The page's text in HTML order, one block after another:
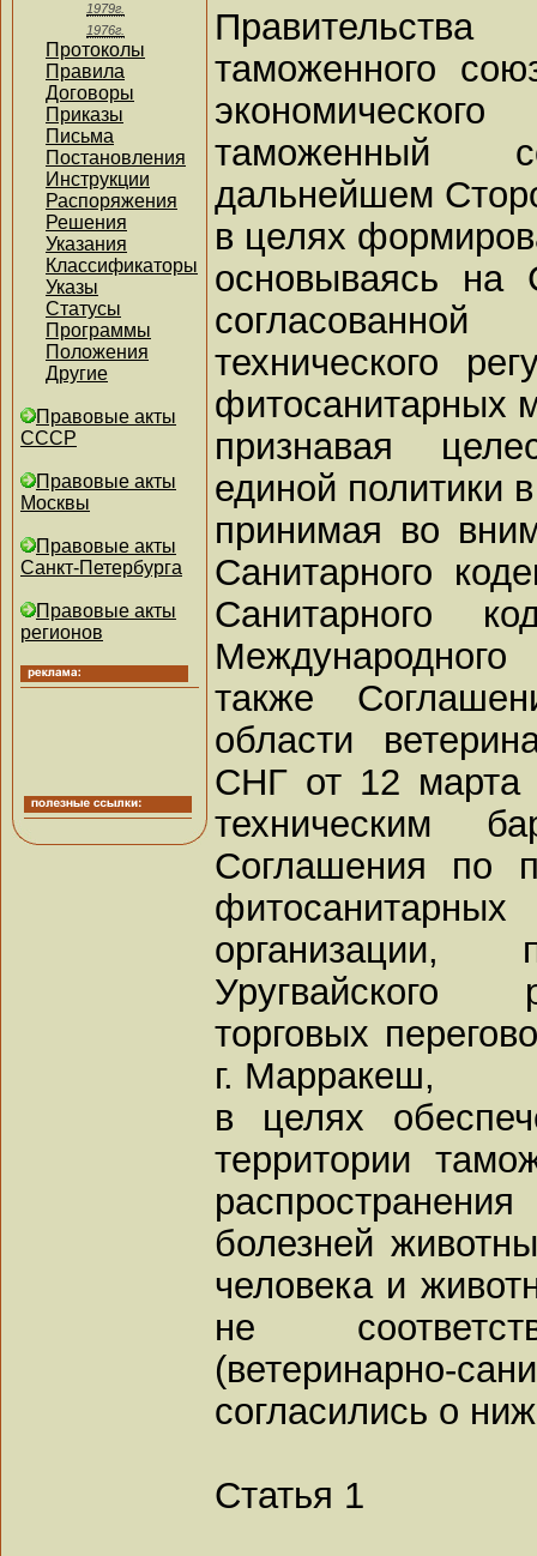
1979г.
1976г.
Протоколы
Правила
Договоры
Приказы
Письма
Постановления
Инструкции
Распоряжения
Решения
Указания
Классификаторы
Указы
Статусы
Программы
Положения
Другие
Правовые акты
СССР
Правовые акты
Москвы
Правовые акты
Санкт-Петербурга
Правовые акты
регионов
таможенного
таможенный
дальнейшем
в целях
основываясь на
технического
фитосанитарных
признавая
единой политики
принимая во
Санитарного
Санитарного
также
области
СНГ от 12 марта
техническим
Соглашения по
Уругвайского
торговых
г. Марракеш,
в целях
территории
болезней
человека и
не
(ветеринарно-
согласились о
Статья 1